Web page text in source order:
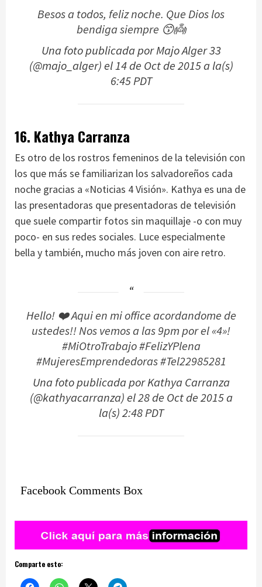
Besos a todos, feliz noche. Que Dios los
bendiga siempre 😙👼
Una foto publicada por Majo Alger 33
(@majo_alger) el14 de Oct de 2015 a la(s)
6:45 PDT
16. Kathya Carranza
Es otro de los rostros femeninos de la televisión con
los que más se familiarizan los salvadoreños cada
noche gracias a «Noticias 4 Visión». Kathya es una de
las presentadoras que presentadoras de televisión
que suele compartir fotos sin maquillaje -o con muy
poco- en sus redes sociales. Luce especialmente
bella y también, mucho más joven con aire retro.
Hello! ❤️ Aqui en mi office acordandome de
ustedes!! Nos vemos a las 9pm por el «4»!
#MiOtroTrabajo #FelizYPlena
#MujeresEmprendedoras #Tel22985281
Una foto publicada por Kathya Carranza
(@kathyacarranza) el28 de Oct de 2015 a
la(s) 2:48 PDT
Facebook Comments Box
Comparte esto: